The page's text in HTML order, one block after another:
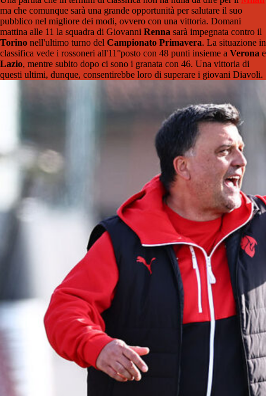
ma che comunque sarà una grande opportunità per salutare il suo
pubblico nel migliore dei modi, ovvero con una vittoria. Domani
mattina alle 11 la squadra di Giovanni Renna sarà impegnata contro il
Torino nell'ultimo turno del Campionato Primavera. La situazione in
classifica vede i rossoneri all'11°posto con 48 punti insieme a Verona e
Lazio, mentre subito dopo ci sono i granata con 46. Una vittoria di
questi ultimi, dunque, consentirebbe loro di superare i giovani Diavoli.